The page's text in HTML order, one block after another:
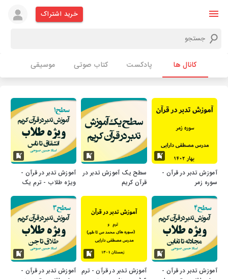
خرید اشتراک
کانال ها پادکست کتاب صوتی موسیقی
آموزش تدبر در قرآن -
سوره زمر
سطح یک آموزش تدبر در
قرآن کریم
آموزش تدبر در قرآن -
ویژه طلاب - ترم یک
آموزش تدبر در قرآن -
آموزش تدبر در قرآن - ترم آموزش تدبر در قرآن -